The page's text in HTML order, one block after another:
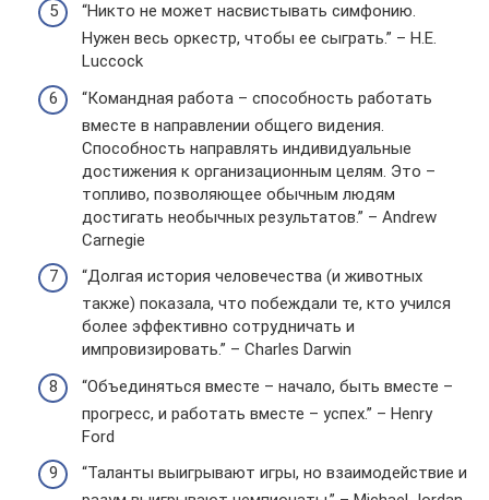
“Никто не может насвистывать симфонию.
Нужен весь оркестр, чтобы ее сыграть.” – H.E.
Luccock
“Командная работа – способность работать
вместе в направлении общего видения.
Способность направлять индивидуальные
достижения к организационным целям. Это –
топливо, позволяющее обычным людям
достигать необычных результатов.” – Andrew
Carnegie
“Долгая история человечества (и животных
также) показала, что побеждали те, кто учился
более эффективно сотрудничать и
импровизировать.” – Charles Darwin
“Объединяться вместе – начало, быть вместе –
прогресс, и работать вместе – успех.” – Henry
Ford
“Таланты выигрывают игры, но взаимодействие и